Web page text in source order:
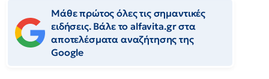
Μάθε πρώτος όλες τις σημαντικές
ειδήσεις. Βάλε το alfavita.gr στα
αποτελέσματα αναζήτησης της
Google